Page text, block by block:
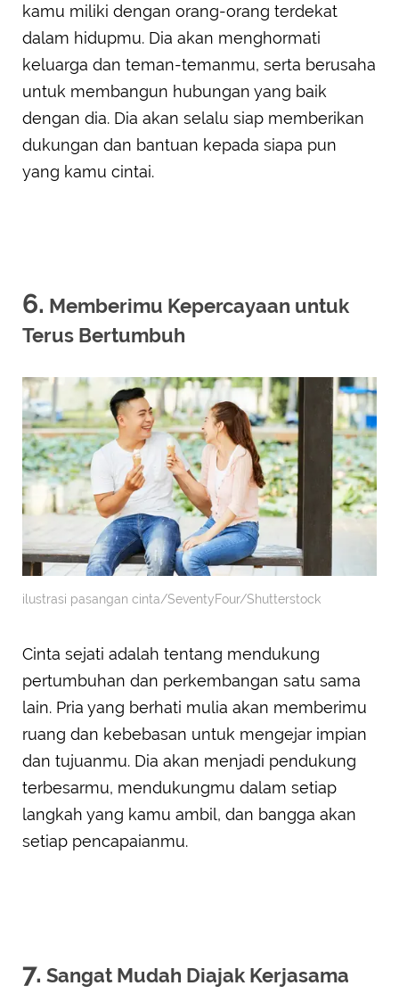
kamu miliki dengan orang-orang terdekat
dalam hidupmu. Dia akan menghormati
keluarga dan teman-temanmu, serta berusaha
untuk membangun hubungan yang baik
dengan dia. Dia akan selalu siap memberikan
dukungan dan bantuan kepada siapa pun
yang kamu cintai.
6. Memberimu Kepercayaan untuk
Terus Bertumbuh
ilustrasi pasangan cinta/SeventyFour/Shutterstock
Cinta sejati adalah tentang mendukung
pertumbuhan dan perkembangan satu sama
lain. Pria yang berhati mulia akan memberimu
ruang dan kebebasan untuk mengejar impian
dan tujuanmu. Dia akan menjadi pendukung
terbesarmu, mendukungmu dalam setiap
langkah yang kamu ambil, dan bangga akan
setiap pencapaianmu.
7. Sangat Mudah Diajak Kerjasama